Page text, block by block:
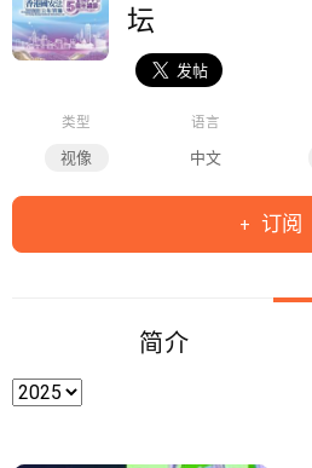
坛
类型
视像
语言
中文
订阅
简介